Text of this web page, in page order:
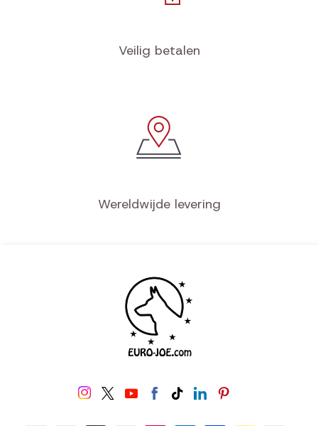
Veilig betalen
Wereldwijde levering